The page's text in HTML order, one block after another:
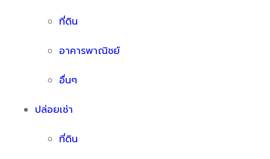
ที่ดิน
อาคารพาณิชย์
อื่นๆ
ปล่อยเช่า
ที่ดิน